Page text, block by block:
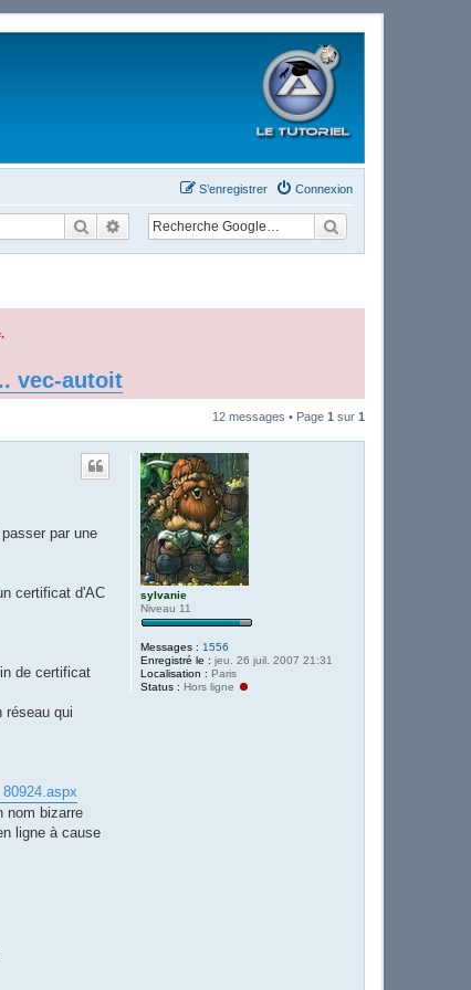
Connexion
S’enregistrer
RechercherRecherche avancée
vec-autoit
12 messages • Page 1 sur 1
sylvanie
Niveau 11
Messages : 1556
Enregistré le : jeu. 26 juil. 2007 21:31
Localisation : Paris
Status : Hors ligne
par une
certificat d'AC
de certificat
réseau qui
nom bizarre
ligne à cause